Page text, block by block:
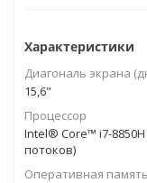
Характеристики
Диагональ экрана
15,6"
Процессор
Intel® Core™ i7-8850H
потоков)
Оперативная память